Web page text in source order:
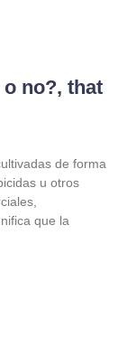
no?, that
de forma
u otros
que la